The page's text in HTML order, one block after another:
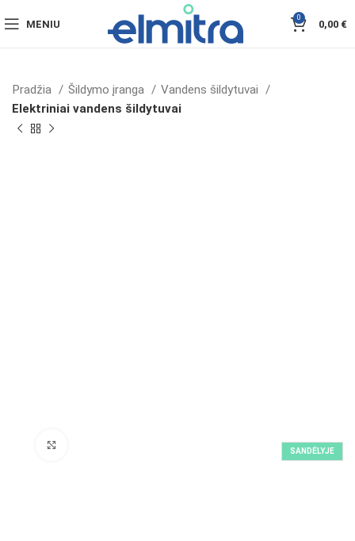
MENIU
0
0,00 €
Pradžia Šildymo įranga
Vandens šildytuvai
Elektriniai vandens šildytuvai
SANDĖLYJE